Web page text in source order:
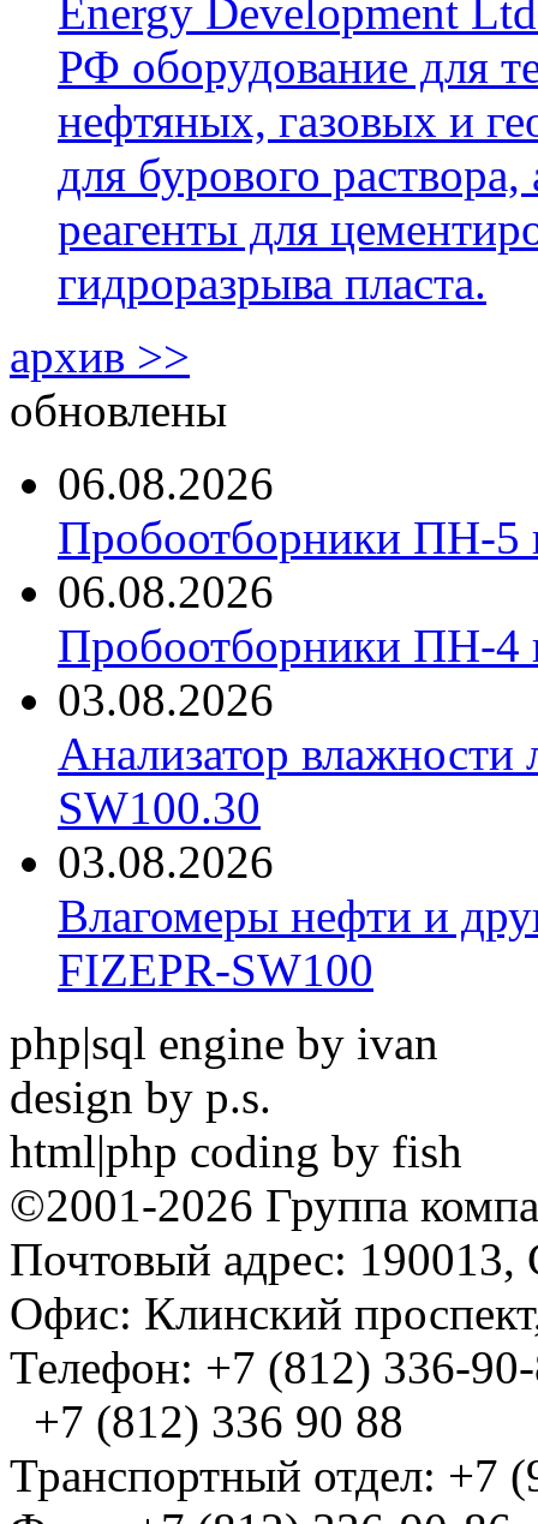
Energy Development
РФ оборудование для
нефтяных, газовых и
для бурового
реагенты для
гидроразрыва пласта.
архив >>
обновлены
06.08.2026
Пробоотборники ПН-
06.08.2026
Пробоотборники ПН-
03.08.2026
Анализатор
SW100.30
03.08.2026
Влагомеры нефти и
FIZEPR-SW100
php|sql engine by ivan
design by p.s.
html|php coding by fish
©2001-2026 Группа
Почтовый адрес: 190013,
Офис: Клинский
Телефон: +7 (812) 336-
+7 (812) 336 90 88
Транспортный отдел: +7